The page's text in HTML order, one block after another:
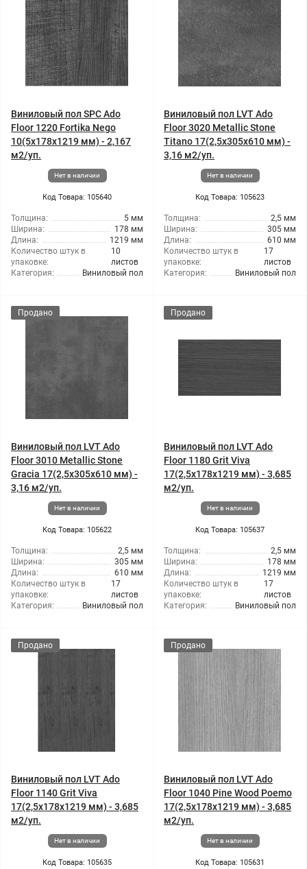
Виниловый пол SPC Ado
Floor 1220 Fortika Nego
10(5x178x1219 мм) - 2,167
м2/уп.
Нет в наличии
Код Товара: 105640
Толщина:
5 мм
Ширина:
178 мм
Длина:
1219 мм
Количество штук в
упаковке:
10
листов
Категория:
Виниловый пол
Виниловый пол LVT Ado
Floor 3020 Metallic Stone
Titano 17(2,5x305x610 мм) -
3,16 м2/уп.
Нет в наличии
Код Товара: 105623
Толщина:
2,5 мм
Ширина:
305 мм
Длина:
610 мм
Количество штук в
упаковке:
17
листов
Категория:
Виниловый пол
Продано
Виниловый пол LVT Ado
Floor 3010 Metallic Stone
Gracia 17(2,5x305x610 мм) -
3,16 м2/уп.
Нет в наличии
Код Товара: 105622
Толщина:
2,5 мм
Ширина:
305 мм
Длина:
610 мм
Количество штук в
упаковке:
17
листов
Категория:
Виниловый пол
Продано
Виниловый пол LVT Ado
Floor 1180 Grit Viva
17(2,5x178x1219 мм) - 3,685
м2/уп.
Нет в наличии
Код Товара: 105637
Толщина:
2,5 мм
Ширина:
178 мм
Длина:
1219 мм
Количество штук в
упаковке:
17
листов
Категория:
Виниловый пол
Продано
Виниловый пол LVT Ado
Floor 1140 Grit Viva
17(2,5x178x1219 мм) - 3,685
м2/уп.
Нет в наличии
Код Товара: 105635
Продано
Виниловый пол LVT Ado
Floor 1040 Pine Wood Poemo
17(2,5x178x1219 мм) - 3,685
м2/уп.
Нет в наличии
Код Товара: 105631